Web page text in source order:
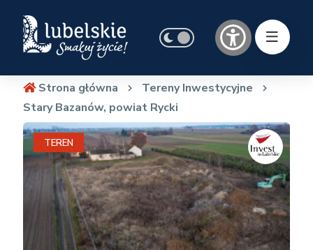
Strona główna
Tereny Inwestycyjne
Stary Bazanów, powiat Rycki
TEREN